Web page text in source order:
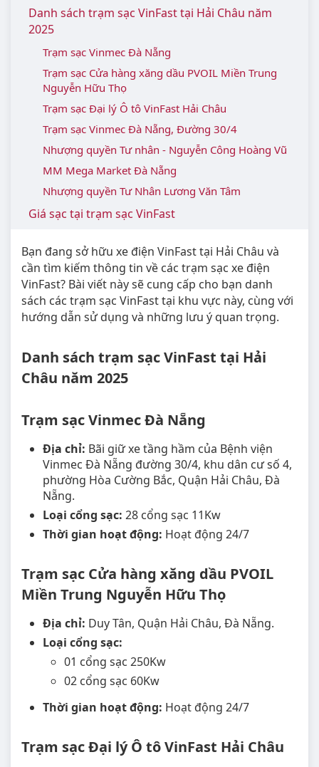
Danh sách trạm sạc VinFast tại Hải Châu năm
2025
Trạm sạc Vinmec Đà Nẵng
Trạm sạc Cửa hàng xăng dầu PVOIL Miền Trung
Nguyễn Hữu Thọ
Trạm sạc Đại lý Ô tô VinFast Hải Châu
Trạm sạc Vinmec Đà Nẵng, Đường 30/4
Nhượng quyền Tư nhân - Nguyễn Công Hoàng Vũ
MM Mega Market Đà Nẵng
Nhượng quyền Tư Nhân Lương Văn Tâm
Giá sạc tại trạm sạc VinFast
Bạn đang sở hữu xe điện VinFast tại Hải Châu và
cần tìm kiếm thông tin về các trạm sạc xe điện
VinFast? Bài viết này sẽ cung cấp cho bạn danh
sách các trạm sạc VinFast tại khu vực này, cùng với
hướng dẫn sử dụng và những lưu ý quan trọng.
Danh sách trạm sạc VinFast tại Hải
Châu năm 2025
Trạm sạc Vinmec Đà Nẵng
Địa chỉ: Bãi giữ xe tầng hầm của Bệnh viện
Vinmec Đà Nẵng đường 30/4, khu dân cư số 4,
phường Hòa Cường Bắc, Quận Hải Châu, Đà
Nẵng.
Loại cổng sạc: 28 cổng sạc 11Kw
Thời gian hoạt động: Hoạt động 24/7
Trạm sạc Cửa hàng xăng dầu PVOIL
Miền Trung Nguyễn Hữu Thọ
Địa chỉ: Duy Tân, Quận Hải Châu, Đà Nẵng.
Loại cổng sạc:
01 cổng sạc 250Kw
02 cổng sạc 60Kw
Thời gian hoạt động: Hoạt động 24/7
Trạm sạc Đại lý Ô tô VinFast Hải Châu